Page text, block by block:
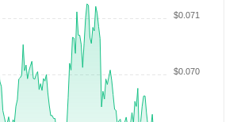
$0.070
$0.071